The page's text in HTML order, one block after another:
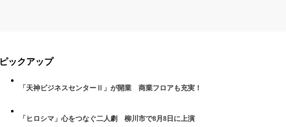
ピックアップ
「天神ビジネスセンターⅡ」が開業 商業フロアも充実！
「ヒロシマ」心をつなぐ二人劇 柳川市で8月8日に上演